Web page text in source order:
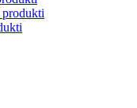
produkti